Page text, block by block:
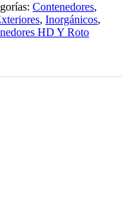
Contenedores,
, Inorgánicos,
HD Y Roto